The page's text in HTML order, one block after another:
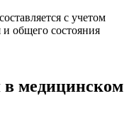
с учетом
и общего состояния
медицинском